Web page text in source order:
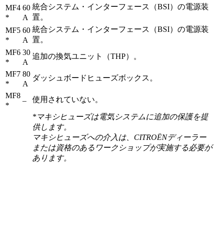
MF4
*
60
A
統合システム・インターフェース（BSI）の電源装
置。
MF5
*
60
A
統合システム・インターフェース（BSI）の電源装
置。
MF6
*
30
A
追加の換気ユニット（THP）。
MF7
*
80
A
ダッシュボードヒューズボックス。
MF8
*
– 使用されていない。
*マキシヒューズは電気システムに追加の保護を提
供します。
マキシヒューズへの介入は、CITROËNディーラー
または資格のあるワークショップが実施する必要が
あります。